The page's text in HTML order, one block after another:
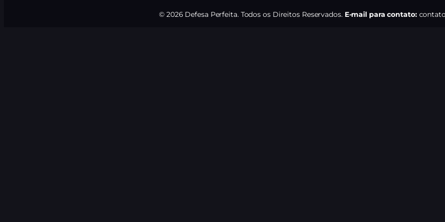
© 2026 Defesa Perfeita. Todos os Direitos Reservados. E-mail para contato: